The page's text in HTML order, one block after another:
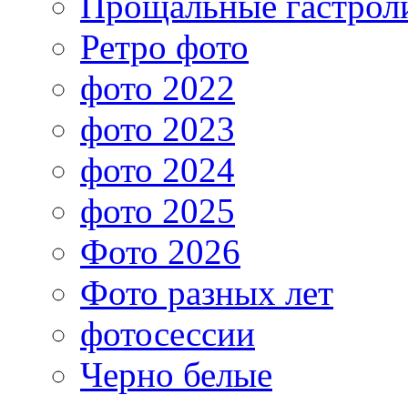
Ретро фото
фото 2022
фото 2023
фото 2024
фото 2025
Фото 2026
Фото разных лет
фотосессии
Черно белые